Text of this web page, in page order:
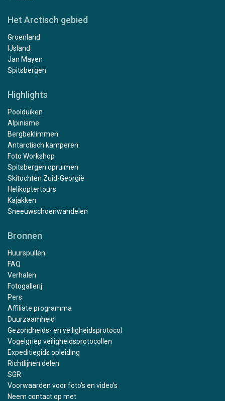
Het Arctisch gebied
Groenland
IJsland
Jan Mayen
Spitsbergen
Highlights
Poolduiken
Alpinisme
Bergbeklimmen
Antarctisch kamperen
Foto Workshop
Spitsbergen opruimen
Skitochten Zuid-Georgië
Helikoptertours
Kajakken
Sneeuwschoenwandelen
Bronnen
Huurspullen
FAQ
Verhalen
Fotogallerij
Pers
Affiliate programma
Duurzaamheid
Gezondheids- en veiligheidsprotocol
Vogelgriep veiligheidsprotocollen
Expeditiegids opleiding
Richtlijnen delen
SGR
Voorwaarden voor foto's en video's
Neem contact op met